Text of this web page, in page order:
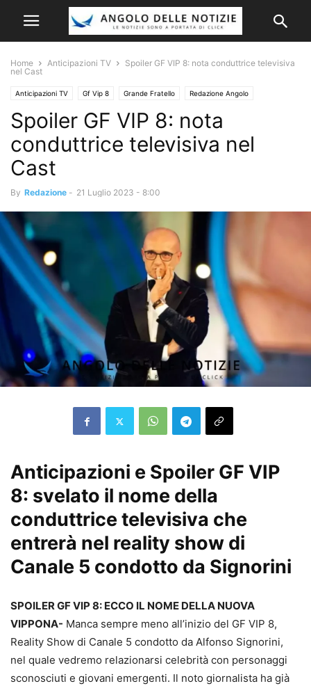
Home Anticipazioni TV
Spoiler GF VIP 8: nota conduttrice televisiva
nel Cast
Anticipazioni TV Gf Vip 8 Grande Fratello Redazione Angolo
Spoiler GF VIP 8: nota
conduttrice televisiva nel
Cast
By Redazione - 21 Luglio 2023 - 8:00
Anticipazioni e Spoiler GF VIP
8: svelato il nome della
conduttrice televisiva che
entrerà nel reality show di
Canale 5 condotto da Signorini
SPOILER GF VIP 8: ECCO IL NOME DELLA NUOVA
VIPPONA- Manca sempre meno all’inizio del GF VIP 8,
Reality Show di Canale 5 condotto da Alfonso Signorini,
nel quale vedremo relazionarsi celebrità con personaggi
sconosciuti e giovani emergenti. Il noto giornalista ha già